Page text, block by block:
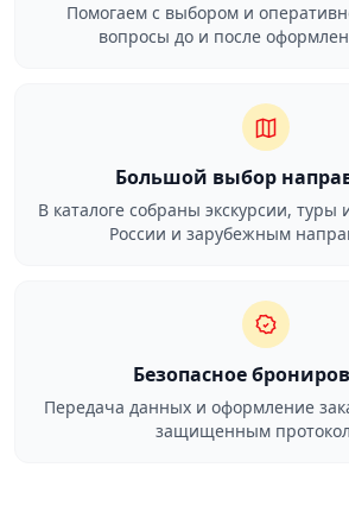
Помогаем с выбором и
вопросы до и после
Большой выбор
В каталоге собраны экскурсии,
России и зарубежным
Безопасное
Передача данных и оформление
защищенным